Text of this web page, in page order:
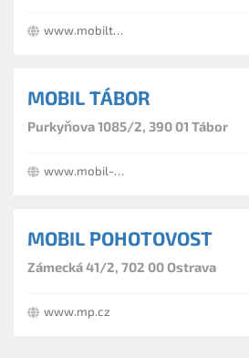
www.mobiltuning.cz
MOBIL TÁBOR
Purkyňova 1085/2, 390 01 Tábor
www.mobil-tabor.cz
MOBIL POHOTOVOST
Zámecká 41/2, 702 00 Ostrava
www.mp.cz